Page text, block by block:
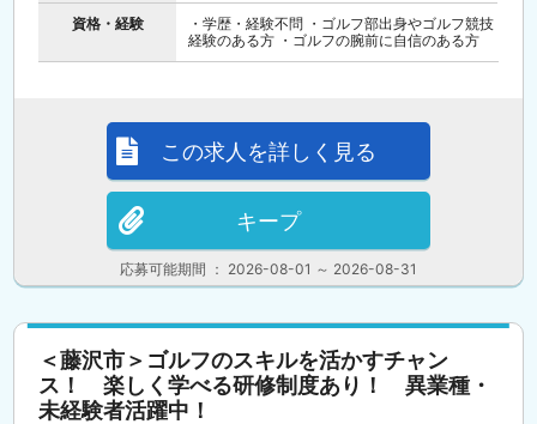
資格・経験
・学歴・経験不問 ・ゴルフ部出身やゴルフ競技
経験のある方 ・ゴルフの腕前に自信のある方
応募可能期間 ： 2026-08-01 ～ 2026-08-31
この求人を詳しく見る
キープ
＜藤沢市＞ゴルフのスキルを活かすチャン
ス！ 楽しく学べる研修制度あり！ 異業種・
未経験者活躍中！